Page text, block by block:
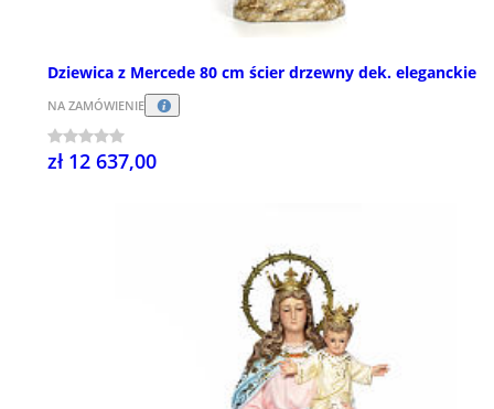
Dziewica z Mercede 80 cm ścier drzewny dek. eleganckie
NA ZAMÓWIENIE
zł 12 637,00